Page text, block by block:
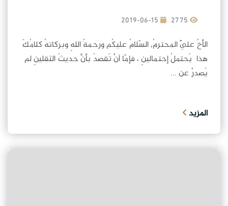
2019-06-15
الأخُ عليٌّ المحترمُ, السّلامُ عليكُم ورحمةُ اللهِ وبركاتهُ كلامُكَ
هذا يَحتملُ إحتمالينِ ، فإمّا أنْ تَقصدَ بأنَّ حديثَ الثقلينِ لم
يَصدرْ عن ...
المزيد